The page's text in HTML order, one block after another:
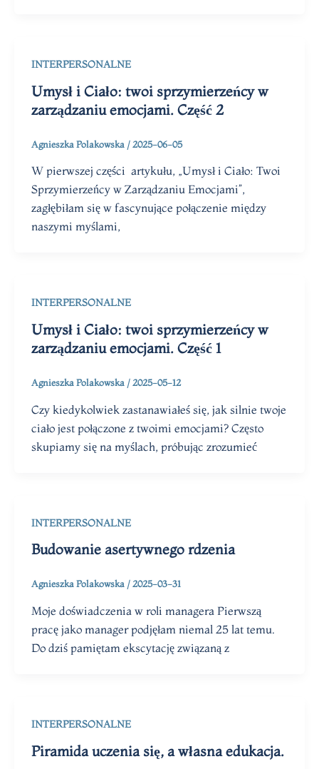
INTERPERSONALNE
Umysł i Ciało: twoi sprzymierzeńcy w
zarządzaniu emocjami. Część 2
Agnieszka Polakowska / 2025-06-05
W pierwszej części artykułu, „Umysł i Ciało: Twoi
Sprzymierzeńcy w Zarządzaniu Emocjami”,
zagłębiłam się w fascynujące połączenie między
naszymi myślami,
INTERPERSONALNE
Umysł i Ciało: twoi sprzymierzeńcy w
zarządzaniu emocjami. Część 1
Agnieszka Polakowska / 2025-05-12
Czy kiedykolwiek zastanawiałeś się, jak silnie twoje
ciało jest połączone z twoimi emocjami? Często
skupiamy się na myślach, próbując zrozumieć
INTERPERSONALNE
Budowanie asertywnego rdzenia
Agnieszka Polakowska /2025-03-31
Moje doświadczenia w roli managera Pierwszą
pracę jako manager podjęłam niemal 25 lat temu.
Do dziś pamiętam ekscytację związaną z
INTERPERSONALNE
Piramida uczenia się, a własna edukacja.